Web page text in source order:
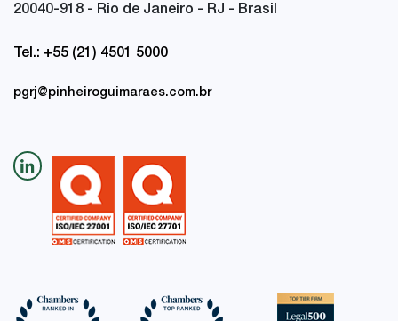
20040-918 - Rio de Janeiro - RJ - Brasil
Tel.: +55 (21) 4501 5000
pgrj@pinheiroguimaraes.com.br